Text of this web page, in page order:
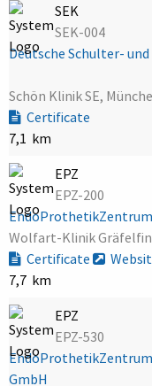
SEK
SEK-004
Deutsche Schulter-
Schön Klinik SE,
Certificate
7,1 km
EPZ
EPZ-200
Wolfart-Klinik
Certificate
7,7 km
EPZ
EPZ-530
EndoProthetikZentrum
GmbH